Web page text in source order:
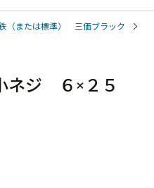
（または標準） 三価ブラック
ネジ ６×２５